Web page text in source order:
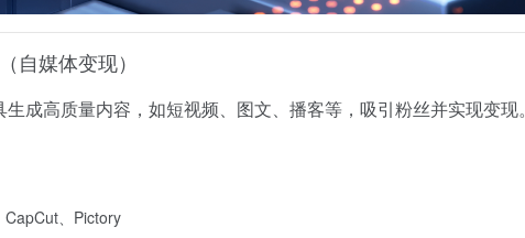
自媒体变现）
生成高质量内容，如短视频、图文、播客等，吸引粉丝并实现变现。
CapCut、Pictory